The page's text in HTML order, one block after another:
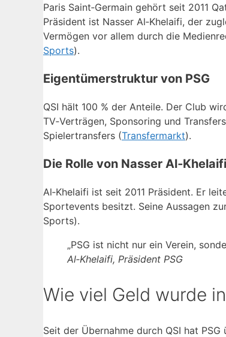
Paris Saint‑Germain gehört seit 2011
Präsident ist Nasser Al‑Khelaifi, der
Vermögen vor allem durch die
Sports).
Eigentümerstruktur von PSG
QSI hält 100 % der Anteile. Der Club
TV‑Verträgen, Sponsoring und
Spielertransfers (Transfermarkt).
Die Rolle von Nasser Al‑Khelaifi
Al‑Khelaifi ist seit 2011 Präsident. Er
Sportevents besitzt. Seine Aussagen
Sports).
„PSG ist nicht nur ein Verein,
Al‑Khelaifi, Präsident PSG
Wie viel Geld wurde
Seit der Übernahme durch QSI hat